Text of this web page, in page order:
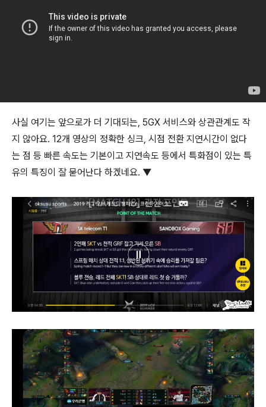
사실 여기는 앞으로가 더 기대되는, 5GX 서비스와 상관관계도 작
지 않아요. 12개 영상의 정확한 싱크, 시점 전환 지연시간이 없다
는 점 등 빠른 속도는 기본이고 지연속도 등에서 특화점이 있는 특
유의 특징이 잘 묻어난다 하겠네요. ▼